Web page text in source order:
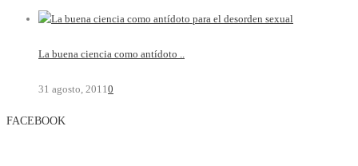
La buena ciencia como antídoto ..
31 agosto, 2011 0
FACEBOOK